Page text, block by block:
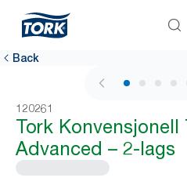
Back
1 / 5
120261
Tork Konvensjonell
Advanced – 2-lags